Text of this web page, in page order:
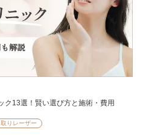
ク13選！賢い選び方と施術・費用
りレーザー